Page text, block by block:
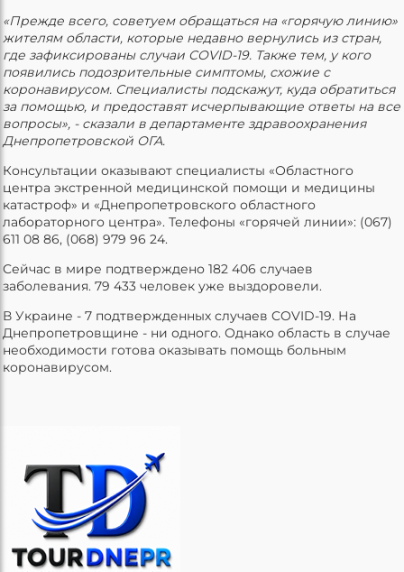
«Прежде всего, советуем обращаться на «горячую линию»
жителям области, которые недавно вернулись из стран,
где зафиксированы случаи COVID-19. Также тем, у кого
появились подозрительные симптомы, схожие с
коронавирусом. Специалисты подскажут, куда обратиться
за помощью, и предоставят исчерпывающие ответы на все
вопросы», - сказали в департаменте здравоохранения
Днепропетровской ОГА.
Консультации оказывают специалисты «Областного
центра экстренной медицинской помощи и медицины
катастроф» и «Днепропетровского областного
лабораторного центра». Телефоны «горячей линии»: (067)
611 08 86, (068) 979 96 24.
Сейчас в мире подтверждено 182 406 случаев
заболевания. 79 433 человек уже выздоровели.
В Украине - 7 подтвержденных случаев COVID-19. На
Днепропетровщине - ни одного. Однако область в случае
необходимости готова оказывать помощь больным
коронавирусом.